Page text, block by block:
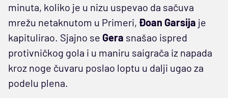
minuta, koliko je u nizu uspevao da sačuva
mrežu netaknutom u Primeri, Đoan Garsija je
kapitulirao. Sjajno se Gera snašao ispred
protivničkog gola i u maniru saigrača iz napada
kroz noge čuvaru poslao loptu u dalji ugao za
podelu plena.